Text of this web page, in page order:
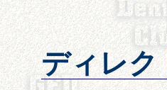
ディレク